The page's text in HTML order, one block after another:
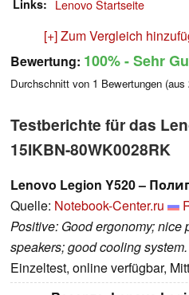
Links Lenovo Startseite
[+] Zum Vergleich
Bewertung: 100%- Sehr
Durchschnitt von 1 Bewertungen (aus
Testberichte für das
15IKBN-80WK0028RK
Lenovo Legion Y520 –
Quelle: Notebook-Center.ru
Positive: Good ergonomy; nice
speakers; good cooling
Einzeltest, online verfügbar,